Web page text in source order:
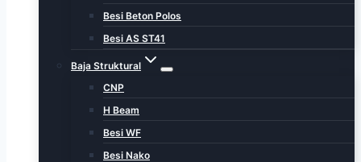
Besi Beton Polos
Besi AS ST41
Baja Struktural
CNP
H Beam
Besi WF
Besi Nako